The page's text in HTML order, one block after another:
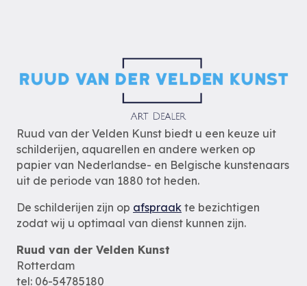
Ruud van der Velden Kunst biedt u een keuze uit
schilderijen, aquarellen en andere werken op
papier van Nederlandse- en Belgische kunstenaars
uit de periode van 1880 tot heden.
De schilderijen zijn op afspraak te bezichtigen
zodat wij u optimaal van dienst kunnen zijn.
Ruud van der Velden Kunst
Rotterdam
tel: 06-54785180